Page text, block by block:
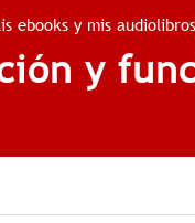
ebooks y mis audiolibros
y